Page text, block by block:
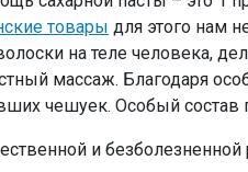
товары для этого нам
на теле человека,
массаж. Благодаря
чешуек. Особый состав
и